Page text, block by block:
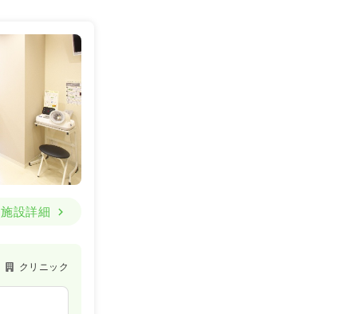
施設詳細
クリニック